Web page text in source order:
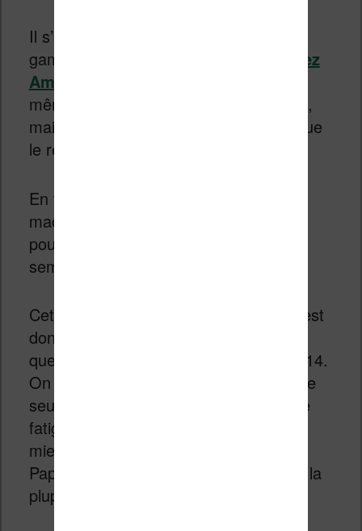
Il s’agit donc de la liseuse d’entrée de
gamme
vendue au prix de 69,99€ chez
Amazon
même l’un des moins chers du marché,
mais la liseuse est un peu plus limité que
le reste de la gamme.
En tout cas, il s’agit à mon avis d’une
machine intéressante et je souhaite
pouvoir réaliser un test dans quelques
semaines.
Cette nouvelle liseuse Kindle de 2016 est
donc 11% plus fine et 16% plus légère
que la précédente version sortie en 2014.
On peut donc tenir la machine avec une
seule main sans ressentir beaucoup de
fatigue. Le poids de 161g est un des
mieux placé pour une liseuse. La
Paperwhite pèse environ 205g comme la
plupart des autres liseuses.